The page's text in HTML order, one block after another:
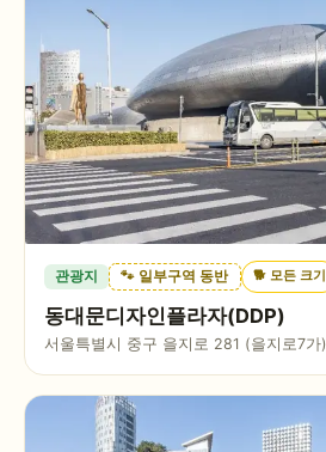
관광지 🐾 일부구역 동반 🐕 모든 크기
동대문디자인플라자(DDP)
서울특별시 중구 을지로 281 (을지로7가)